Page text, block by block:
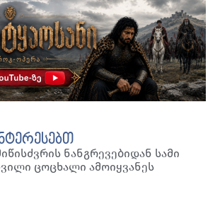
ნანგრევებიდან სამი
ცოცხალი ამოიყვანეს